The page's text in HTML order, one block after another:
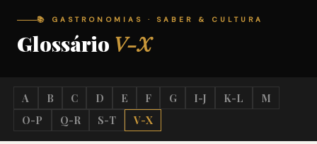
📚 GASTRONOMIAS · SABER & CULTURA
Glossário V-X
A B C D E F G I-J K-L
M
O-P
Q-R S-T V-X